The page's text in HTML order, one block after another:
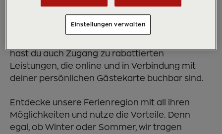
zahlreichen Partnern Ermäßigungen.
Weiters hast du die Möglichkeit via myZillertal
hast du auch Zugang zu rabattierten
Leistungen, die online und in Verbindung mit
deiner persönlichen Gästekarte buchbar sind.
Entdecke unsere Ferienregion mit all ihren
Möglichkeiten und nutze die Vorteile. Denn
egal, ob Winter oder Sommer, wir tragen
Einstellungen verwalten